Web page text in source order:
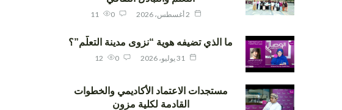
0
ما الذي تضيفه هوية “نزوى مدينة التعلّم”؟
مستجدات الاعتماد الأكاديمي والخطوات
القادمة لكلية مزون